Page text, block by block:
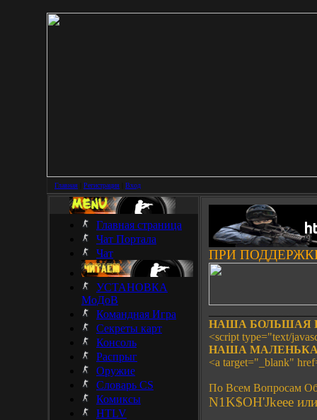
Главная Регистрация Вход
Главная страница
Чат Портала
Чат
УСТАНОВКА
МоДоВ
Командная Игра
Секреты карт
Консоль
Распрыг
Оружие
Словарь CS
Комиксы
HTLV
ПРИ
НАША БОЛЬШАЯ
<script type="text/
НАША
<a target="_blank"
По Всем Вопросам
N1K$OH'Jkeee